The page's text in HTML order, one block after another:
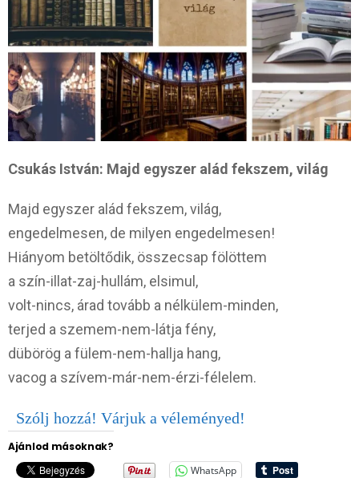
Csukás István: Majd egyszer alád fekszem, világ
Majd egyszer alád fekszem, világ,
engedelmesen, de milyen engedelmesen!
Hiányom betöltődik, összecsap fölöttem
a szín-illat-zaj-hullám, elsimul,
volt-nincs, árad tovább a nélkülem-minden,
terjed a szemem-nem-látja fény,
dübörög a fülem-nem-hallja hang,
vacog a szívem-már-nem-érzi-félelem.
Szólj hozzá! Várjuk a véleményed!
Ajánlod másoknak?
WhatsApp